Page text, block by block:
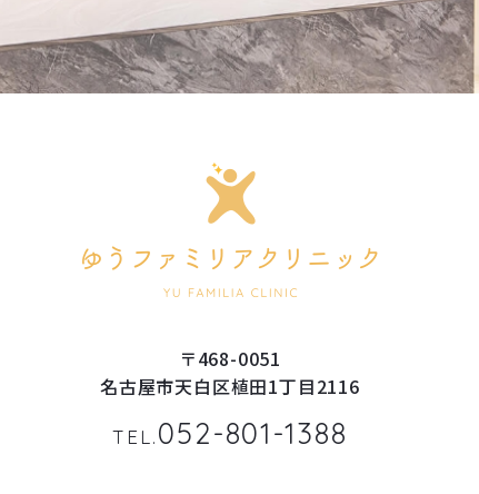
〒468-0051
名古屋市天白区植田1丁目2116
TEL.052-801-1388